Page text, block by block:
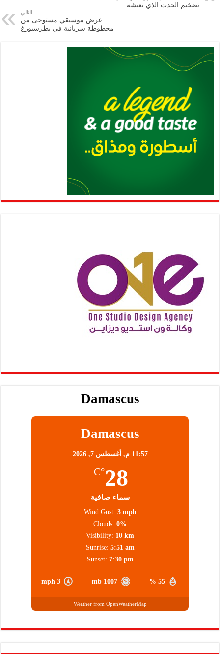
Li
k
p
تضخيم الحدث الذي تعيشه
التالي
عرض موسيقي مستوحى من
مخطوطة سريانية في بطرسبورغ
Damascus
Damascus
11:57 م, أغسطس 7, 2026
28
°C
سماء صافية
55 %
1007 mb
3 mph
Wind Gust: 3 mph
Clouds: 0%
Visibility: 10 km
Sunrise: 5:51 am
Sunset: 7:30 pm
Weather from OpenWeatherMap